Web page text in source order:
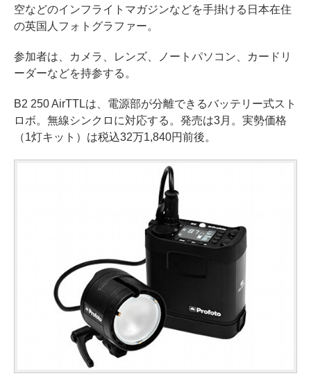
空などのインフライトマガジンなどを手掛ける日本在住
の英国人フォトグラファー。
参加者は、カメラ、レンズ、ノートパソコン、カードリ
ーダーなどを持参する。
B2 250 AirTTLは、電源部が分離できるバッテリー式スト
ロボ。無線シンクロに対応する。発売は3月。実勢価格
（1灯キット）は税込32万1,840円前後。